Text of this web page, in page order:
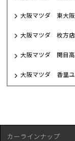
大阪マツダ 東大
大阪マツダ 枚方店
大阪マツダ 関目
大阪マツダ 香里ユ
カーラインナップ